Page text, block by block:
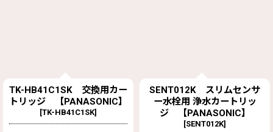
TK-HB41C1SK 交換用カー
トリッジ 【PANASONIC】
[TK-HB41C1SK]
SENT012K スリムセンサ
ー水栓用 浄水カートリッ
ジ 【PANASONIC】
[SENT012K]